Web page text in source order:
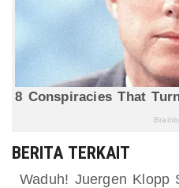
BERITA TERKAIT
Waduh! Juergen Klopp